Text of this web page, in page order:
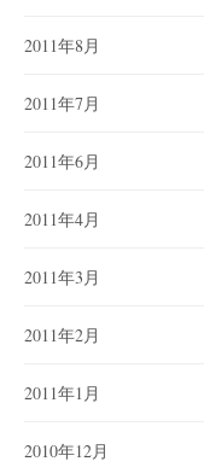
2011年8月
2011年7月
2011年6月
2011年4月
2011年3月
2011年2月
2011年1月
2010年12月